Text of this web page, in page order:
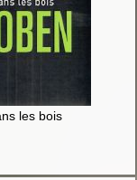
les bois